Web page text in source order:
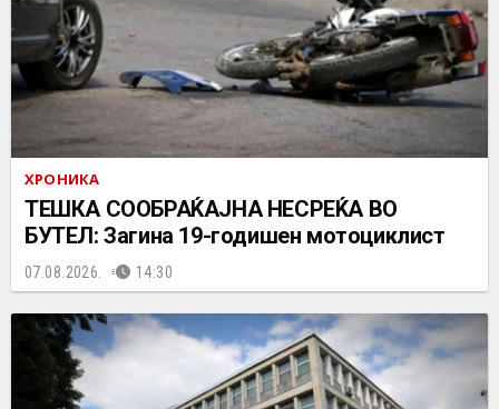
ХРОНИКА
ТЕШКА СООБРАЌАЈНА НЕСРЕЌА ВО
БУТЕЛ: Загина 19-годишен мотоциклист
07.08.2026. 14:30